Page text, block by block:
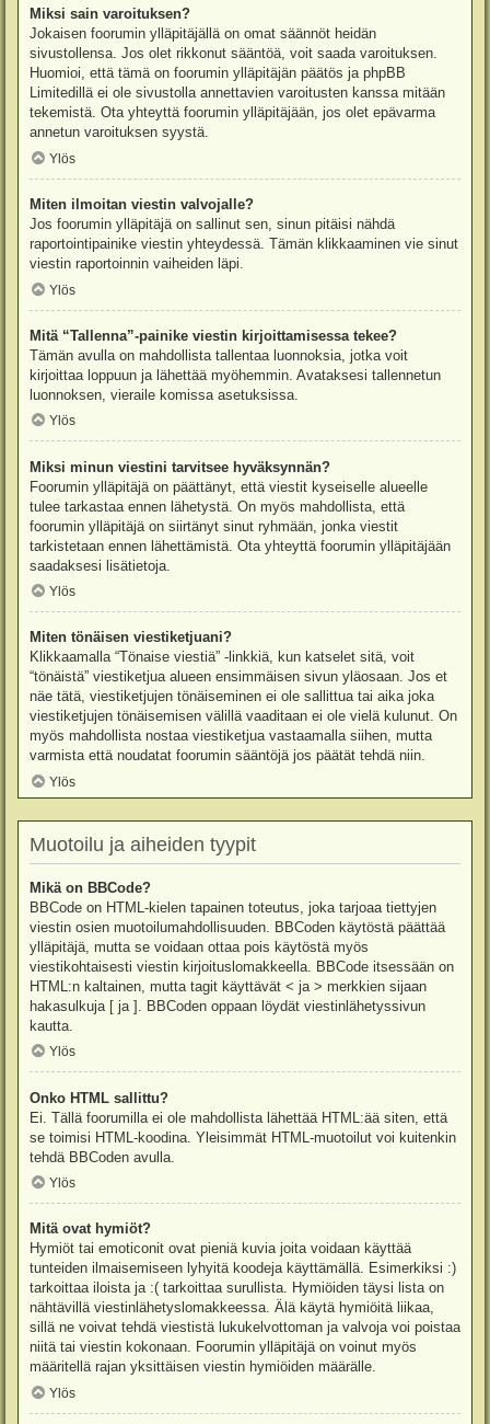
Miksi sain varoituksen?
Jokaisen foorumin ylläpitäjällä on omat säännöt heidän
sivustollensa. Jos olet rikkonut sääntöä, voit saada varoituksen.
Huomioi, että tämä on foorumin ylläpitäjän päätös ja phpBB
Limitedillä ei ole sivustolla annettavien varoitusten kanssa mitään
tekemistä. Ota yhteyttä foorumin ylläpitäjään, jos olet epävarma
annetun varoituksen syystä.
Ylös
Miten ilmoitan viestin valvojalle?
Jos foorumin ylläpitäjä on sallinut sen, sinun pitäisi nähdä
raportointipainike viestin yhteydessä. Tämän klikkaaminen vie sinut
viestin raportoinnin vaiheiden läpi.
Ylös
Mitä “Tallenna”-painike viestin kirjoittamisessa tekee?
Tämän avulla on mahdollista tallentaa luonnoksia, jotka voit
kirjoittaa loppuun ja lähettää myöhemmin. Avataksesi tallennetun
luonnoksen, vieraile komissa asetuksissa.
Ylös
Miksi minun viestini tarvitsee hyväksynnän?
Foorumin ylläpitäjä on päättänyt, että viestit kyseiselle alueelle
tulee tarkastaa ennen lähetystä. On myös mahdollista, että
foorumin ylläpitäjä on siirtänyt sinut ryhmään, jonka viestit
tarkistetaan ennen lähettämistä. Ota yhteyttä foorumin ylläpitäjään
saadaksesi lisätietoja.
Ylös
Miten tönäisen viestiketjuani?
Klikkaamalla “Tönaise viestiä” -linkkiä, kun katselet sitä, voit
“tönäistä” viestiketjua alueen ensimmäisen sivun yläosaan. Jos et
näe tätä, viestiketjujen tönäiseminen ei ole sallittua tai aika joka
viestiketjujen tönäisemisen välillä vaaditaan ei ole vielä kulunut. On
myös mahdollista nostaa viestiketjua vastaamalla siihen, mutta
varmista että noudatat foorumin sääntöjä jos päätät tehdä niin.
Ylös
Muotoilu ja aiheiden tyypit
Mikä on BBCode?
BBCode on HTML-kielen tapainen toteutus, joka tarjoaa tiettyjen
viestin osien muotoilumahdollisuuden. BBCoden käytöstä päättää
ylläpitäjä, mutta se voidaan ottaa pois käytöstä myös
viestikohtaisesti viestin kirjoituslomakkeella. BBCode itsessään on
HTML:n kaltainen, mutta tagit käyttävät < ja > merkkien sijaan
hakasulkuja [ ja ]. BBCoden oppaan löydät viestinlähetyssivun
kautta.
Ylös
Onko HTML sallittu?
Ei. Tällä foorumilla ei ole mahdollista lähettää HTML:ää siten, että
se toimisi HTML-koodina. Yleisimmät HTML-muotoilut voi kuitenkin
tehdä BBCoden avulla.
Ylös
Mitä ovat hymiöt?
Hymiöt tai emoticonit ovat pieniä kuvia joita voidaan käyttää
tunteiden ilmaisemiseen lyhyitä koodeja käyttämällä. Esimerkiksi :)
tarkoittaa iloista ja :( tarkoittaa surullista. Hymiöiden täysi lista on
nähtävillä viestinlähetyslomakkeessa. Älä käytä hymiöitä liikaa,
sillä ne voivat tehdä viestistä lukukelvottoman ja valvoja voi poistaa
niitä tai viestin kokonaan. Foorumin ylläpitäjä on voinut myös
määritellä rajan yksittäisen viestin hymiöiden määrälle.
Ylös